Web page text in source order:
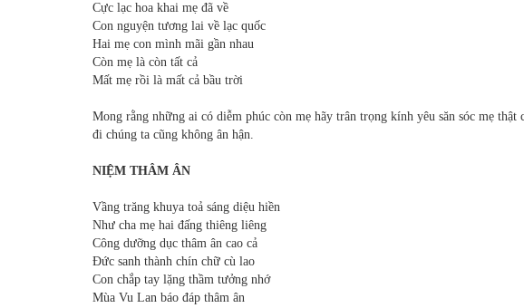
Cực lạc hoa khai mẹ đã về
Con nguyện tương lai về lạc quốc
Hai mẹ con mình mãi gần nhau
Còn mẹ là còn tất cả
Mất mẹ rồi là mất cả bầu trời
Mong rằng những ai có diễm phúc còn mẹ hãy trân trọng kính yêu săn sóc mẹ
đi chúng ta cũng không ân hận.
NIỆM THÂM ÂN
Vầng trăng khuya toả sáng diệu hiền
Như cha mẹ hai đấng thiêng liêng
Công dưỡng dục thâm ân cao cả
Đức sanh thành chín chữ cù lao
Con chắp tay lặng thầm tưởng nhớ
Mùa Vu Lan báo đáp thâm ân